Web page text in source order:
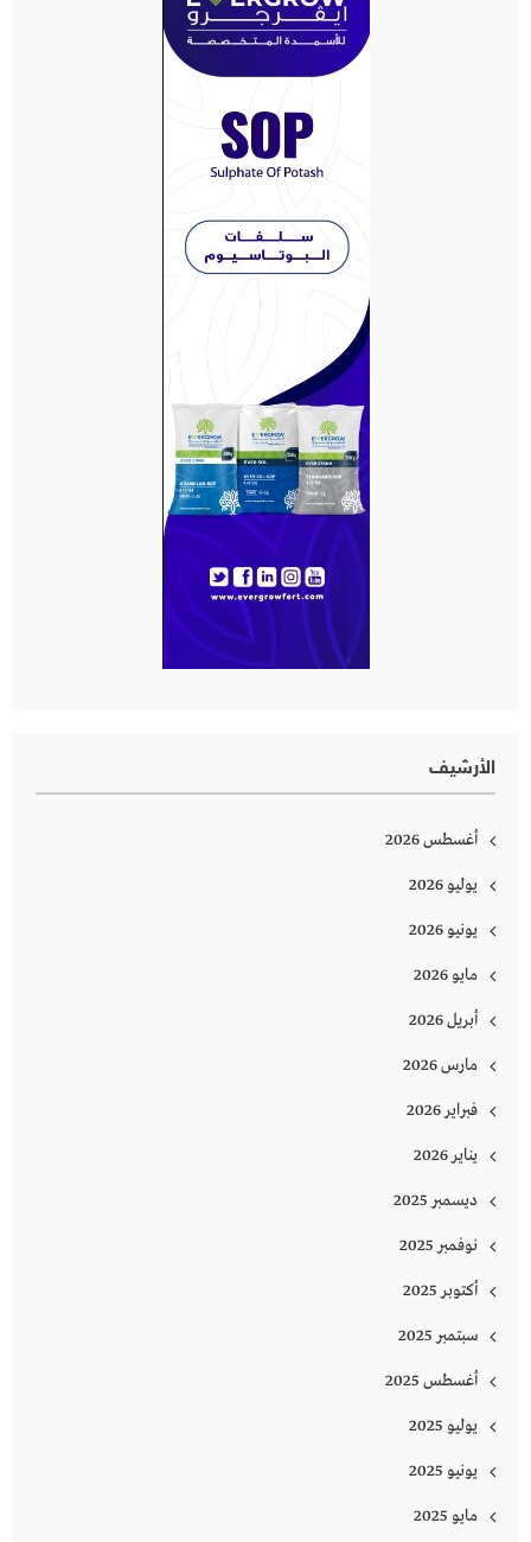
الأرشيف
أغسطس 2026
يوليو 2026
يونيو 2026
مايو 2026
أبريل 2026
مارس 2026
فبراير 2026
يناير 2026
ديسمبر 2025
نوفمبر 2025
أكتوبر 2025
سبتمبر 2025
أغسطس 2025
يوليو 2025
يونيو 2025
مايو 2025